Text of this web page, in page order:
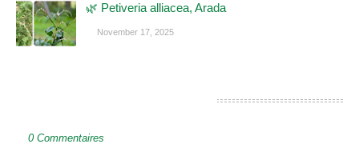
🌿 Petiveria alliacea, Arada
November 17, 2025
0 Commentaires